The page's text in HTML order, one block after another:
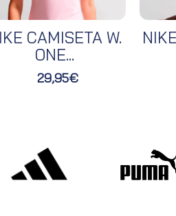
CAMISETA W.
ONE...
29,95€